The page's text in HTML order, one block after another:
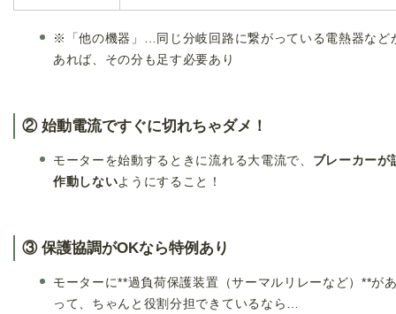
※「他の機器」…同じ分岐回路に繋がっている電熱器など
あれば、その分も足す必要あり
② 始動電流ですぐに切れちゃダメ！
モーターを始動するときに流れる大電流で、 ブレーカーが
作動しないようにすること！
③ 保護協調がOKなら特例あり
モーターに**過負荷保護装置（サーマルリレーなど）**が
って、ちゃんと役割分担できているなら…